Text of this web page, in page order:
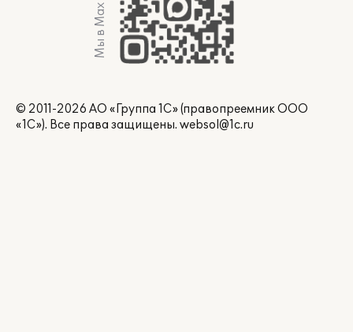
Мы в Max
© 2011-2026 АО «Группа 1С» (правопреемник ООО
«1С»). Все права защищены. websol@1c.ru